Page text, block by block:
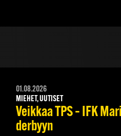
01.08.2026
MIEHET, UUTISET
Veikkaa TPS – IFK
derbyyn